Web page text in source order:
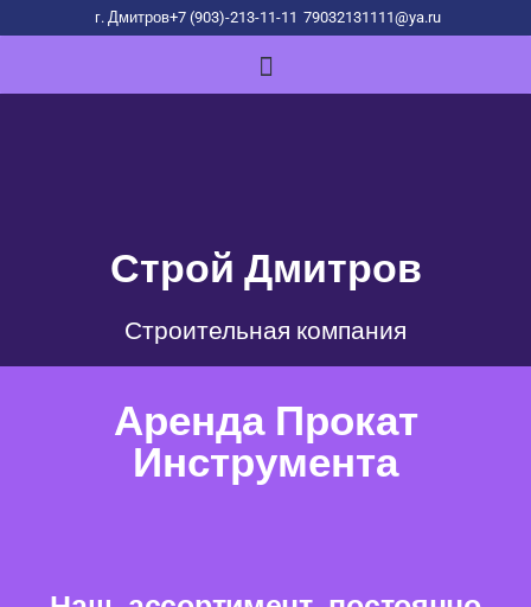
г. Дмитров+7 (903)-213-11-11 79032131111@ya.ru
Строй Дмитров
Строительная компания
Аренда Прокат
Инструмента